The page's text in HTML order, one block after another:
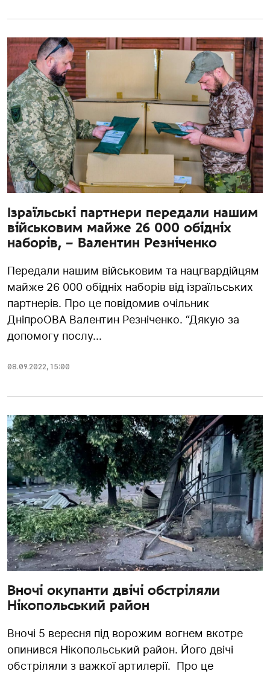
Ізраїльські партнери передали нашим
військовим майже 26 000 обідніх
наборів, – Валентин Резніченко
Передали нашим військовим та нацгвардійцям
майже 26 000 обідніх наборів від ізраїльських
партнерів. Про це повідомив очільник
ДніпроОВА Валентин Резніченко. “Дякую за
допомогу послу...
08.09.2022, 15:00
Вночі окупанти двічі обстріляли
Нікопольський район
Вночі 5 вересня під ворожим вогнем вкотре
опинився Нікопольський район. Його двічі
обстріляли з важкої артилерії. Про це